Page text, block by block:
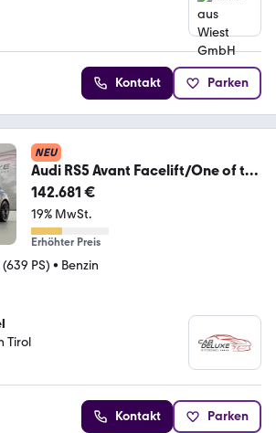
Kontakt Parken
NEU
Audi RS5 Avant Facelift/One of the
First/CeramicBrake
142.681 €
19% MwSt.
Erhöhter Preis
PS) • Benzin
Tirol
Kontakt Parken